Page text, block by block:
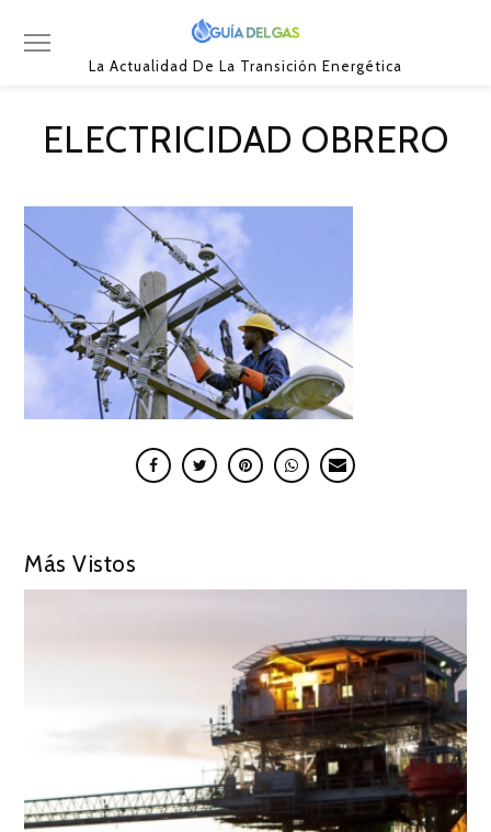
La Actualidad De La Transición Energética
ELECTRICIDAD OBRERO
Más Vistos